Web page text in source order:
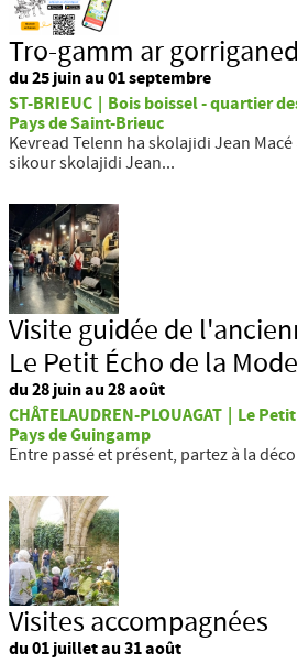
Tro-gamm ar gorriganed
du 25 juin au 01 septembre
ST-BRIEUC
Bois boissel - quartier
Pays de Saint-Brieuc
Kevread Telenn ha skolajidi Jean
sikour skolajidi Jean...
Visite guidée de
Le Petit Écho de la Mode
du 28 juin au 28 août
CHÂTELAUDREN-PLOUAGAT
Le
Pays de Guingamp
Entre passé et présent, partez à la
Visites accompagnées
du 01 juillet au 31 août